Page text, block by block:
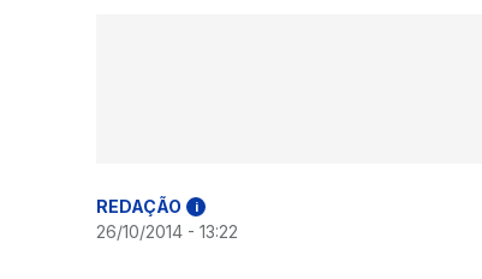
REDAÇÃO i
26/10/2014 - 13:22